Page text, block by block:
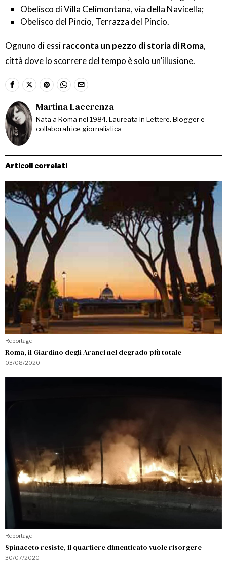
Obelisco di Villa Celimontana, via della Navicella;
Obelisco del Pincio, Terrazza del Pincio.
Ognuno di essiracconta un pezzo di storia di Roma,
città dove lo scorrere del tempo è solo un’illusione.
Martina Lacerenza
Nata a Roma nel 1984. Laureata in Lettere. Blogger e
collaboratrice giornalistica
Articoli correlati
Reportage
Roma, il Giardino degli Aranci nel degrado più totale
03/08/2020
Reportage
Spinaceto resiste, il quartiere dimenticato vuole risorgere
30/07/2020